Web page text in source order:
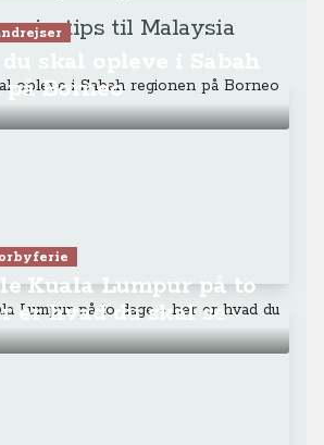
rejsetips til Malaysia
Borneo
Kuala Lumpur på to
er hvad du skal se